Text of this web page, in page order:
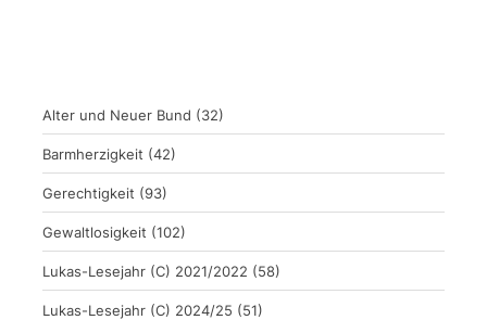
Alter und Neuer Bund (32)
Barmherzigkeit (42)
Gerechtigkeit (93)
Gewaltlosigkeit (102)
Lukas-Lesejahr (C) 2021/2022 (58)
Lukas-Lesejahr (C) 2024/25 (51)